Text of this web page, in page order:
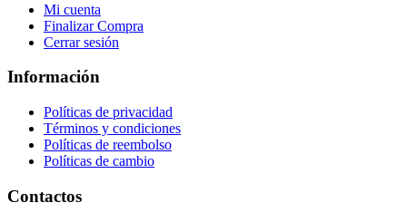
Mi cuenta
Finalizar Compra
Cerrar sesión
Información
Políticas de privacidad
Términos y condiciones
Políticas de reembolso
Políticas de cambio
Contactos